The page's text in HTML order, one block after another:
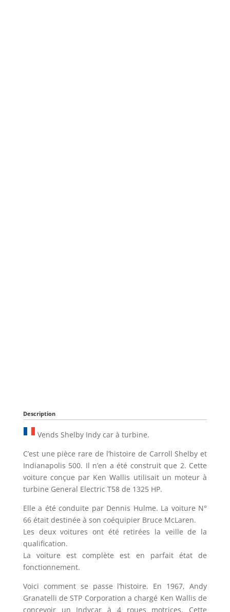
Description
Vends Shelby Indy car à turbine.
C’est une pièce rare de l’histoire de Carroll Shelby et
Indianapolis 500. Il n’en a été construit que 2. Cette
voiture conçue par Ken Wallis utilisait un moteur à
turbine General Electric T58 de 1325 HP.
Elle a été conduite par Dennis Hulme. La voiture N°
66 était destinée à son coéquipier Bruce McLaren.
Les deux voitures ont été retirées la veille de la
qualification.
La voiture est complète est en parfait état de
fonctionnement.
Voici comment se passe l’histoire. En 1967, Andy
Granatelli de STP Corporation a chargé Ken Wallis de
concevoir un Indycar à 4 roues motrices. Cette